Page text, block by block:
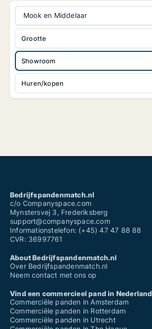
Mook en Middelaar
Showroom
Huren/kopen
Grootte
Bedrijfspandenmatch.nl
c/o Companyspace.com
Mynstersvej 3, Frederiksberg
support@companyspace.com
Informationstelefon: (+45) 47 47 88 88
CVR: 36997761
About Bedrijfspandenmatch.nl
Over Bedrijfspandenmatch.nl
Neem contact met ons op
Vind een commercieel pand in Nederland
Commerciële panden in Amsterdam
Commerciële panden in Rotterdam
Commerciële panden in Utrecht